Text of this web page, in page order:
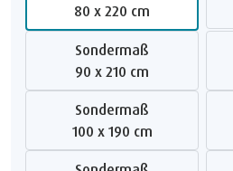
80 x 220 cm
Sondermaß
90 x 210 cm
Sondermaß
100 x 190 cm